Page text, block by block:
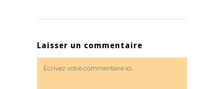
Laisser un commentaire